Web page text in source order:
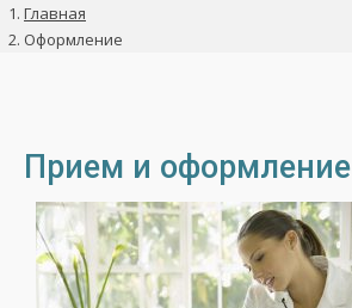
Главная
Оформление
Прием и оформление